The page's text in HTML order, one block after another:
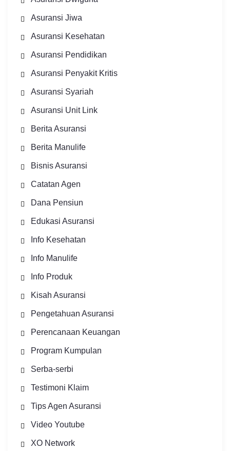
Asuransi Jiwa
Asuransi Kesehatan
Asuransi Pendidikan
Asuransi Penyakit Kritis
Asuransi Syariah
Asuransi Unit Link
Berita Asuransi
Berita Manulife
Bisnis Asuransi
Catatan Agen
Dana Pensiun
Edukasi Asuransi
Info Kesehatan
Info Manulife
Info Produk
Kisah Asuransi
Pengetahuan Asuransi
Perencanaan Keuangan
Program Kumpulan
Serba-serbi
Testimoni Klaim
Tips Agen Asuransi
Video Youtube
XO Network